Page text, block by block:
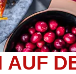
AUF